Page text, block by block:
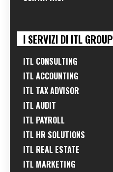
I SERVIZI DI ITL GROUP
ITL CONSULTING
ITL ACCOUNTING
ITL TAX ADVISOR
ITL AUDIT
ITL PAYROLL
ITL HR SOLUTIONS
ITL REAL ESTATE
ITL MARKETING